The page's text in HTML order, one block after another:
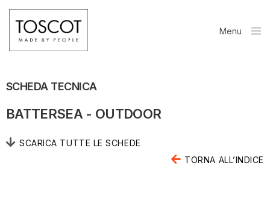
Menu
SCHEDA TECNICA
BATTERSEA - OUTDOOR
SCARICA TUTTE LE SCHEDE
TORNA ALL’INDICE